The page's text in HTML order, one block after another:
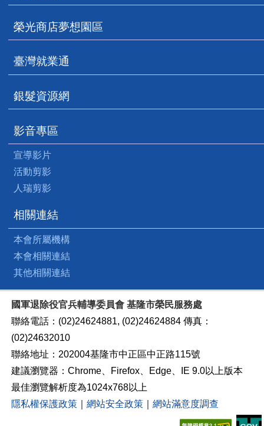
榮光商店夢想園區
臺灣就業通
銀髮資源網
影音專區
宣導影片
活動剪影
人瑞剪影
相關連結
本會所屬機構
本會相關連結
其他相關連結
國軍退除役官兵輔導委員會 基隆市榮民服務處
聯絡電話：(02)24624881, (02)24624884 傳真：
(02)24632010
聯絡地址：202004基隆市中正區中正路115號
建議瀏覽器：Chrome、Firefox、Edge、IE 9.0以上版本
最佳瀏覽解析度為1024x768以上
隱私權保護政策｜ 網站安全政策｜ 網站滿意度調查